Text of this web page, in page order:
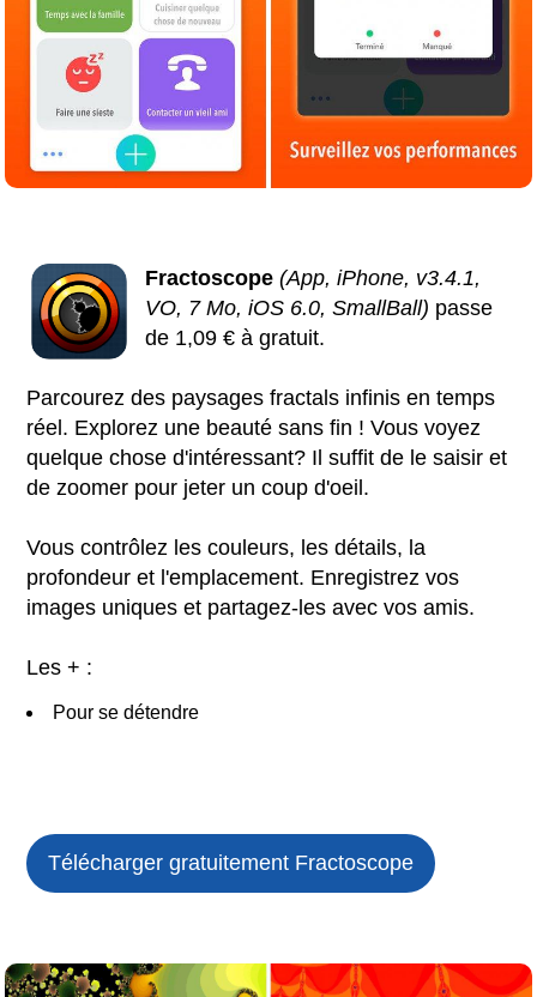
Fractoscope (App, iPhone, v3.4.1,
VO, 7 Mo, iOS 6.0, SmallBall) passe
de 1,09 € à gratuit.
Parcourez des paysages fractals infinis en temps
réel. Explorez une beauté sans fin ! Vous voyez
quelque chose d'intéressant? Il suffit de le saisir et
de zoomer pour jeter un coup d'oeil.
Vous contrôlez les couleurs, les détails, la
profondeur et l'emplacement. Enregistrez vos
images uniques et partagez-les avec vos amis.
Les + :
Pour se détendre
Télécharger gratuitement Fractoscope